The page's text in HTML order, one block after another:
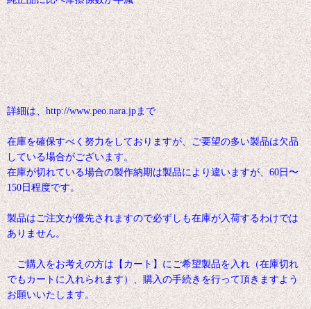
詳細は、http://www.peo.nara.jpまで
在庫を確保すべく努力をしておりますが、ご要望の多い製品は欠品
している場合がございます。
在庫が切れている場合の製作納期は製品により違いますが、60日〜
150日程度です。
製品はご注文が優先されますので必ずしも在庫が入荷するわけでは
ありません。
ご購入をお考えの方は【カート】にご希望製品を入れ（在庫切れ
でもカートに入れられます）、購入の手続きを行って頂きますよう
お願いいたします。